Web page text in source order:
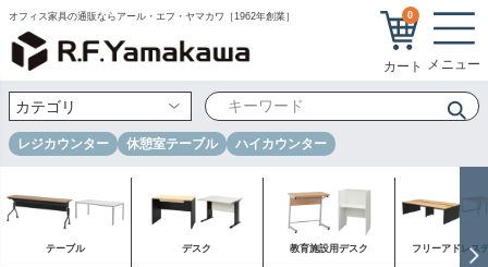
オフィス家具の通販ならアール・エフ・ヤマカワ［1962年創業］ 0
レジカウンター 休憩室テーブル ハイカウンター
テーブル デスク 教育施設用デスク フリーアドレス